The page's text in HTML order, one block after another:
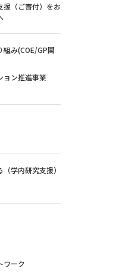
援（ご寄付）をお
組み(COE/GP関
ョン推進事業
学内研究支援）
ワーク